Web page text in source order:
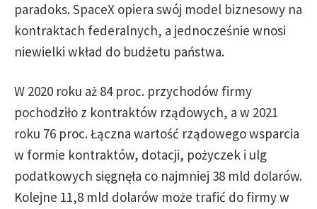
paradoks. SpaceX opiera swój model biznesowy na
kontraktach federalnych, a jednocześnie wnosi
niewielki wkład do budżetu państwa.
W 2020 roku aż 84 proc. przychodów firmy
pochodziło z kontraktów rządowych, a w 2021
roku 76 proc. Łączna wartość rządowego wsparcia
w formie kontraktów, dotacji, pożyczek i ulg
podatkowych sięgnęła co najmniej 38 mld dolarów.
Kolejne 11,8 mld dolarów może trafić do firmy w